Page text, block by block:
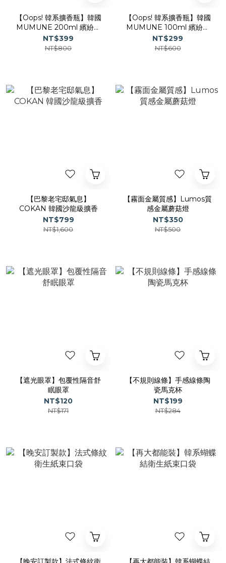
【Oops! 韓系擴香瓶】韓國
MUMUNE 200ml 繽紛擴
香
NT$399
NT$800
【Oops! 韓系擴香瓶】韓國
MUMUNE 100ml 繽紛擴
香
NT$299
NT$600
【巴黎老宅邸氣息】
COKAN 韓國沙龍級擴香
NT$799
NT$1,600
【霧面金屬質感】Lumos質
感金屬蘑菇燈
NT$350
NT$500
【遮光眼罩】包覆性隔音舒
眠眼罩
NT$120
NT$171
【不規則線條】手感線條陶
瓷馬克杯
NT$199
NT$284